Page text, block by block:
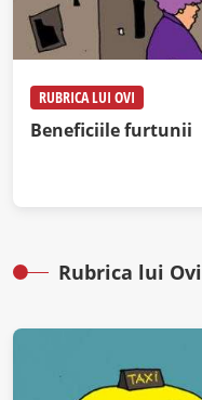
RUBRICA LUI OVI
Beneficiile furtunii
Rubrica lui Ovi